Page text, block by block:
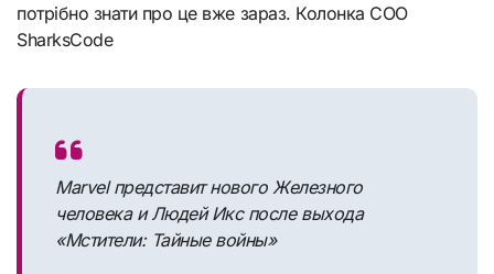
потрібно знати про це вже зараз. Колонка COO
SharksCode
Marvel представит нового Железного
человека и Людей Икс после выхода
«Мстители: Тайные войны»